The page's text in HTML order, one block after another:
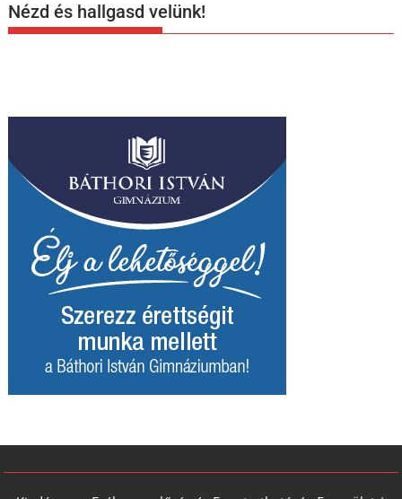
Nézd és hallgasd velünk!